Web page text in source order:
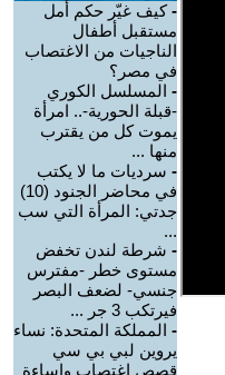
-كيف غيّر حكم أمل
مستقبل أطفال
الناجيات من الاغتصاب
في مصر؟
- المسلسل الكوري
-قبلة الحورية-.. امرأة
يموت كل من يقترب
منها ...
- سرديات ما لا يكتب
في محاضر الجنود (10)
جدتي: المرأة التي سب
...
- شرطة لندن تخفض
مستوى خطر -مفترس
جنسي- لضعف البصر
فيرتكب 3 جر ...
- المملكة المتحدة: نساء
يروين لبي بي سي
قصص اغتصاب وإساءة